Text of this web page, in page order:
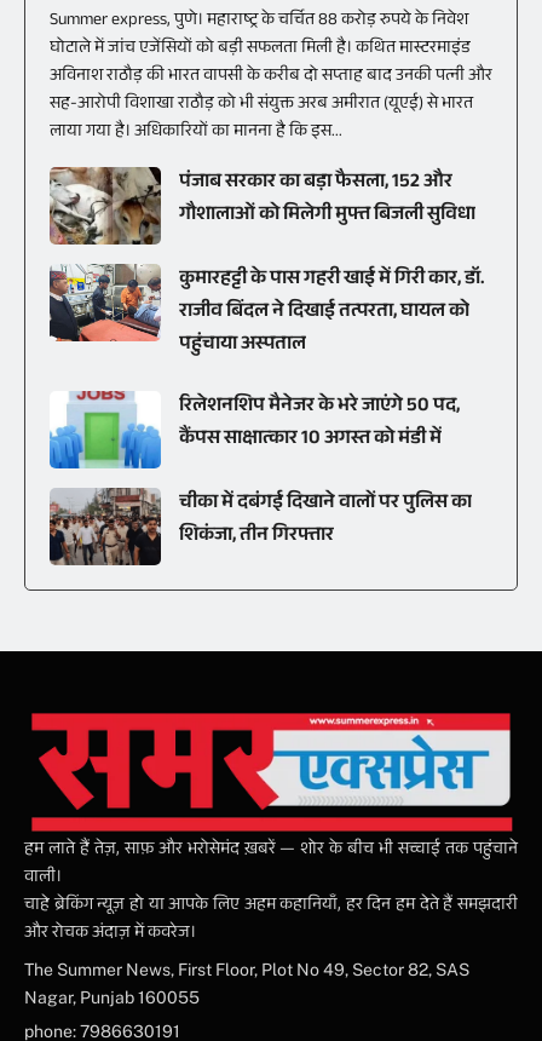
Summer express, पुणे। महाराष्ट्र के चर्चित 88 करोड़ रुपये के निवेश
घोटाले में जांच एजेंसियों को बड़ी सफलता मिली है। कथित मास्टरमाइंड
अविनाश राठौड़ की भारत वापसी के करीब दो सप्ताह बाद उनकी पत्नी और
सह-आरोपी विशाखा राठौड़ को भी संयुक्त अरब अमीरात (यूएई) से भारत
लाया गया है। अधिकारियों का मानना है कि इस...
पंजाब सरकार का बड़ा फैसला, 152 और
गौशालाओं को मिलेगी मुफ्त बिजली सुविधा
कुमारहट्टी के पास गहरी खाई में गिरी कार, डॉ.
राजीव बिंदल ने दिखाई तत्परता, घायल को
पहुंचाया अस्पताल
रिलेशनशिप मैनेजर के भरे जाएंगे 50 पद,
कैंपस साक्षात्कार 10 अगस्त को मंडी में
चीका में दबंगई दिखाने वालों पर पुलिस का
शिकंजा, तीन गिरफ्तार
हम लाते हैं तेज़, साफ़ और भरोसेमंद ख़बरें — शोर के बीच भी सच्चाई तक पहुंचाने
वाली।
चाहे ब्रेकिंग न्यूज़ हो या आपके लिए अहम कहानियाँ, हर दिन हम देते हैं समझदारी
और रोचक अंदाज़ में कवरेज।
The Summer News, First Floor, Plot No 49, Sector 82, SAS
Nagar, Punjab 160055
phone: 7986630191